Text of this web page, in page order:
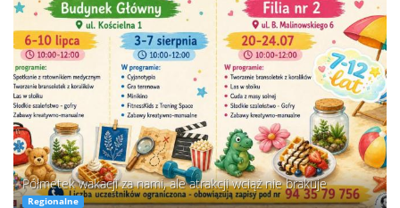
Regionalne
Półmetek wakacji za nami, ale atrakcji wciąż nie brakuje